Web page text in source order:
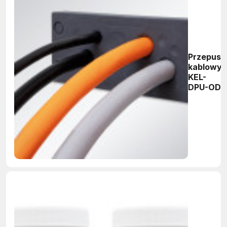
Przepust
kablowy
KEL-
DPU-OD